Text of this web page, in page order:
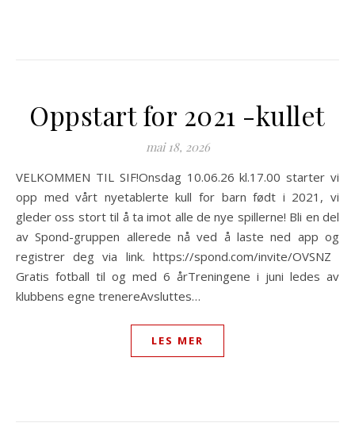
​Oppstart for 2021 -kullet
mai 18, 2026
VELKOMMEN TIL SIF!​Onsdag 10.06.26 kl.17.00 starter vi
opp med vårt nyetablerte kull for barn født i 2021, vi
gleder oss stort til å ta imot alle de nye spillerne!​ Bli en del
av Spond-gruppen allerede nå ved å laste ned app og
registrer deg via link. https://spond.com/invite/OVSNZ ​
Gratis fotball til og med 6 år​Treningene i juni ledes av
klubbens egne trenere​Avsluttes…
LES MER